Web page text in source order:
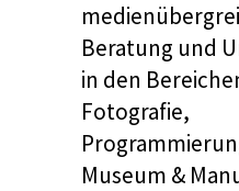
Beratung und
in den
Fotografie,
Museum &